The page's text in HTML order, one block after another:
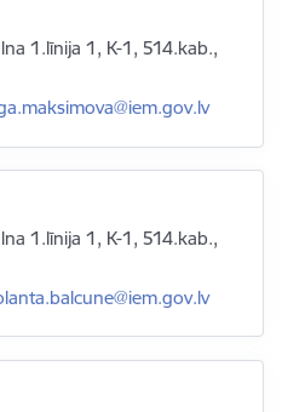
1.līnija 1, K-1, 514.kab.,
1.līnija 1, K-1, 514.kab.,
pasts: